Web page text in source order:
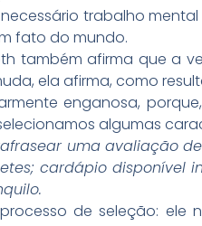
trabalho
fato do mundo.
também afirma que a
ela afirma, como
enganosa,
algumas
uma avaliação
cardápio disponível
de seleção: ele